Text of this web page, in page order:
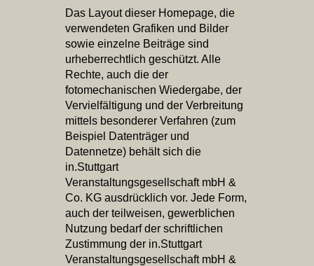
Das Layout dieser Homepage, die
verwendeten Grafiken und Bilder
sowie einzelne Beiträge sind
urheberrechtlich geschützt. Alle
Rechte, auch die der
fotomechanischen Wiedergabe, der
Vervielfältigung und der Verbreitung
mittels besonderer Verfahren (zum
Beispiel Datenträger und
Datennetze) behält sich die
in.Stuttgart
Veranstaltungsgesellschaft mbH &
Co. KG ausdrücklich vor. Jede Form,
auch der teilweisen, gewerblichen
Nutzung bedarf der schriftlichen
Zustimmung der in.Stuttgart
Veranstaltungsgesellschaft mbH &